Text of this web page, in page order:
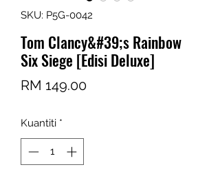
SKU: P5G-0042
Tom Clancy&#39;s Rainbow
Six Siege [Edisi Deluxe]
RM 149.00Harga
Kuantiti *